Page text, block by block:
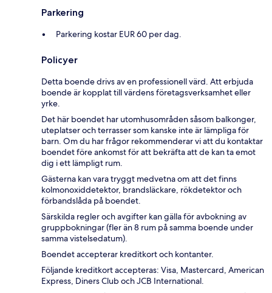
Parkering
Parkering kostar EUR 60 per dag.
Policyer
Detta boende drivs av en professionell värd. Att erbjuda
boende är kopplat till värdens företagsverksamhet eller
yrke.
Det här boendet har utomhusområden såsom balkonger,
uteplatser och terrasser som kanske inte är lämpliga för
barn. Om du har frågor rekommenderar vi att du kontaktar
boendet före ankomst för att bekräfta att de kan ta emot
dig i ett lämpligt rum.
Gästerna kan vara tryggt medvetna om att det finns
kolmonoxiddetektor, brandsläckare, rökdetektor och
förbandslåda på boendet.
Särskilda regler och avgifter kan gälla för avbokning av
gruppbokningar (fler än 8 rum på samma boende under
samma vistelsedatum).
Boendet accepterar kreditkort och kontanter.
Följande kreditkort accepteras: Visa, Mastercard, American
Express, Diners Club och JCB International.